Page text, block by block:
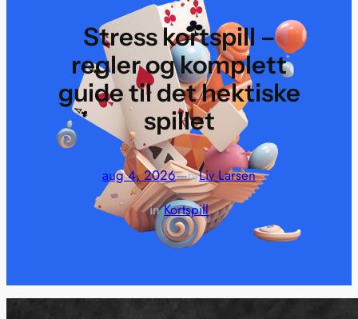
Stress kortspill –
regler og komplett
guide til det hektiske
spillet
aug 4, 2026—byLiv Larsen
inKortspill